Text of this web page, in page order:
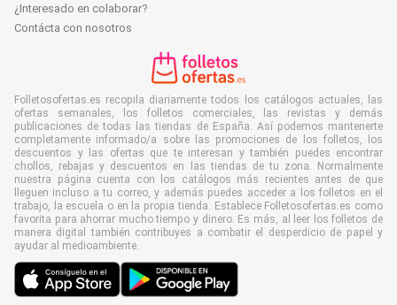
¿Interesado en colaborar?
Contácta con nosotros
Folletosofertas.es recopila diariamente todos los catálogos actuales, las
ofertas semanales, los folletos comerciales, las revistas y demás
publicaciones de todas las tiendas de España. Así podemos mantenerte
completamente informado/a sobre las promociones de los folletos, los
descuentos y las ofertas que te interesan y también puedes encontrar
chollos, rebajas y descuentos en las tiendas de tu zona. Normalmente
nuestra página cuenta con los catálogos más recientes antes de que
lleguen incluso a tu correo, y además puedes acceder a los folletos en el
trabajo, la escuela o en la propia tienda. Establece Folletosofertas.es como
favorita para ahorrar mucho tiempo y dinero. Es más, al leer los folletos de
manera digital también contribuyes a combatir el desperdicio de papel y
ayudar al medioambiente.